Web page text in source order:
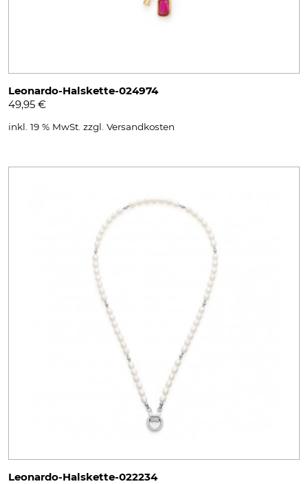
Leonardo-Halskette-024974
49,95 €
inkl. 19 % MwSt. zzgl. Versandkosten
Leonardo-Halskette-022234